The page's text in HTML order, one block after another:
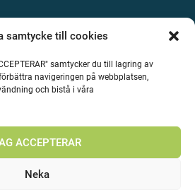
samtycke till cookies
samtycker du till lagring av
navigeringen på webbplatsen,
och bistå i våra
ACCEPTERAR
Neka
Travel Alla rättigheter reserverade